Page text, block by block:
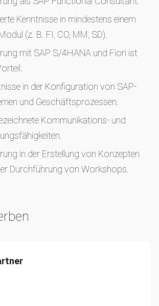
Kenntnisse in mindestens einem
(z. B. FI, CO, MM, SD).
mit SAP S/4HANA und Fiori ist
in der Konfiguration von SAP-
und Geschäftsprozessen.
Kommunikations- und
in der Erstellung von Konzepten
Durchführung von Workshops.